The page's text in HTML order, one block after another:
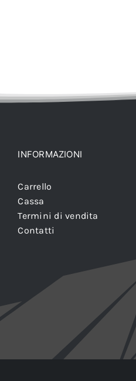
INFORMAZIONI
Carrello
Cassa
Termini di vendita
Contatti